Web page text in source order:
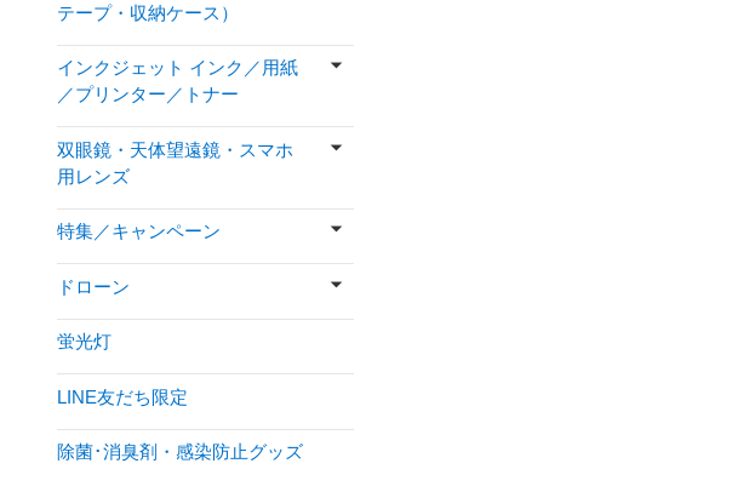
テープ・収納ケース）
インクジェット インク／用紙
／プリンター／トナー
双眼鏡・天体望遠鏡・スマホ
用レンズ
特集／キャンペーン
ドローン
蛍光灯
LINE友だち限定
除菌･消臭剤・感染防止グッズ